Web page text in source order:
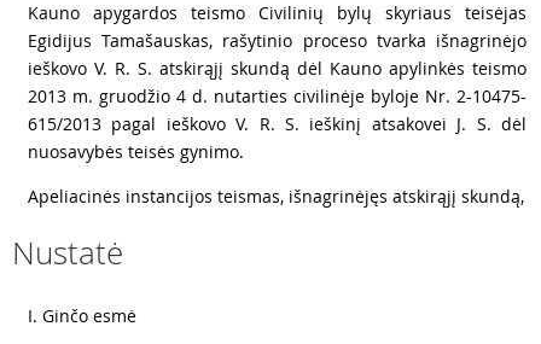
Kauno apygardos teismo Civilinių bylų skyriaus teisėjas
Egidijus Tamašauskas, rašytinio proceso tvarka išnagrinėjo
ieškovo V. R. S. atskirąjį skundą dėl Kauno apylinkės teismo
2013 m. gruodžio 4 d. nutarties civilinėje byloje Nr. 2-10475-
615/2013 pagal ieškovo V. R. S. ieškinį atsakovei J. S. dėl
nuosavybės teisės gynimo.
Apeliacinės instancijos teismas, išnagrinėjęs atskirąjį skundą,
Nustatė
I. Ginčo esmė